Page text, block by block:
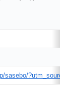
sasebo/